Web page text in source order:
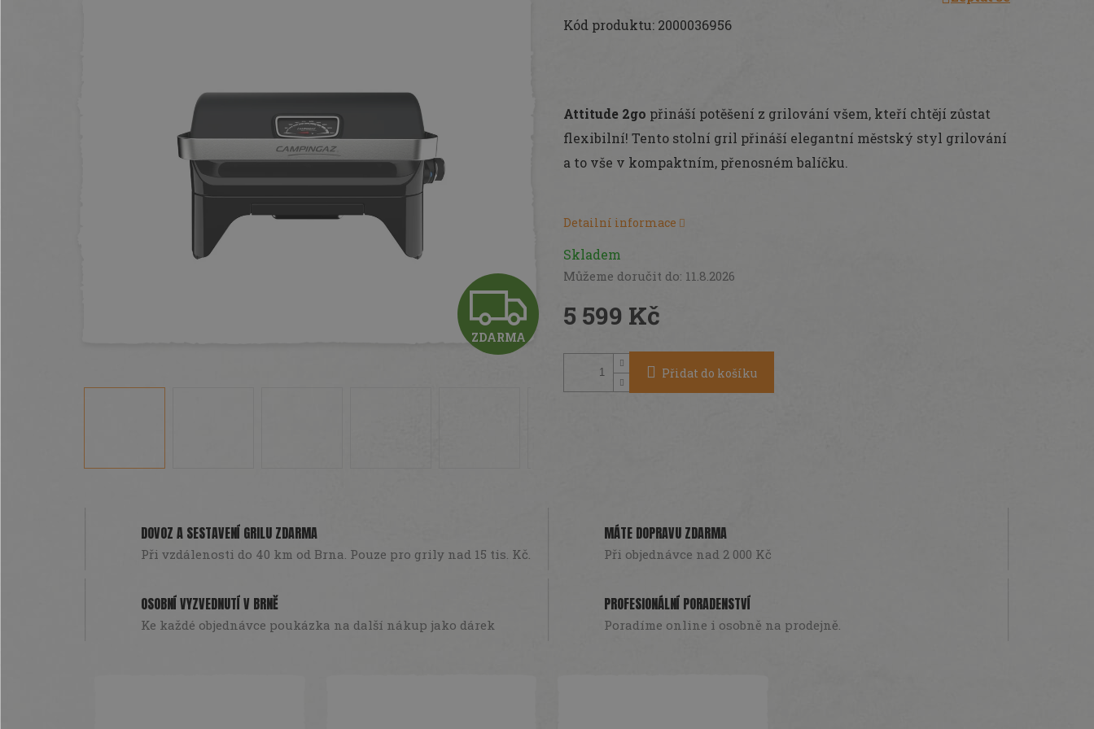
Z
D
M
ZDARMA
5 599 Kč
cena:
Skladem
Můžeme doručit do: 11.8.2026
Přidat do košíku
Kód produktu: 2000036956
Attitude 2go přináší potěšení z grilování všem, kteří chtějí zůstat
flexibilní! Tento stolní gril přináší elegantní městský styl grilování
a to vše v kompaktním, přenosném balíčku.
Detailní informace
DOVOZ A SESTAVENÍ GRILU ZDARMA
Při vzdálenosti do 40 km od Brna. Pouze pro grily nad 15 tis. Kč.
MÁTE DOPRAVU ZDARMA
Při objednávce nad 2 000 Kč
OSOBNÍ VYZVEDNUTÍ V BRNĚ
Ke každé objednávce poukázka na další nákup jako dárek
PROFESIONÁLNÍ PORADENSTVÍ
Poradíme online i osobně na prodejně.